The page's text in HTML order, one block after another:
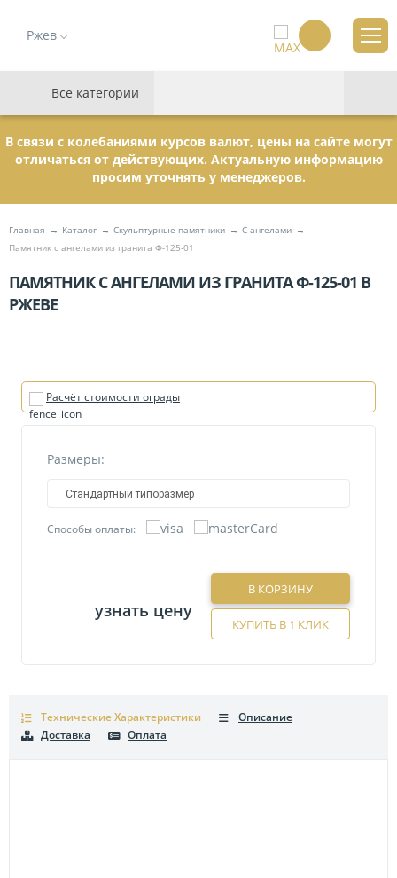
Ржев
Все категории
В связи с колебаниями курсов валют, цены на сайте могут
отличаться от действующих. Актуальную информацию
просим уточнять у менеджеров.
Главная Каталог Скульптурные памятники
C ангелами
Памятник с ангелами из гранита Ф-125-01
ПАМЯТНИК С АНГЕЛАМИ ИЗ ГРАНИТА Ф-125-01 В
РЖЕВЕ
Расчёт стоимости ограды
Размеры:
Стандартный типоразмер
Способы оплаты:
узнать цену
В КОРЗИНУ
КУПИТЬ В 1 КЛИК
Технические Характеристики
Описание
Доставка
Оплата